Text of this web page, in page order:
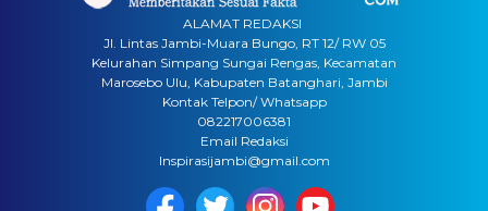
ALAMAT REDAKSI
Jl. Lintas Jambi-Muara Bungo, RT 12/ RW 05
Kelurahan Simpang Sungai Rengas, Kecamatan
Marosebo Ulu, Kabupaten Batanghari, Jambi
Kontak Telpon/ Whatsapp
082217006381
Email Redaksi
Inspirasijambi@gmail.com